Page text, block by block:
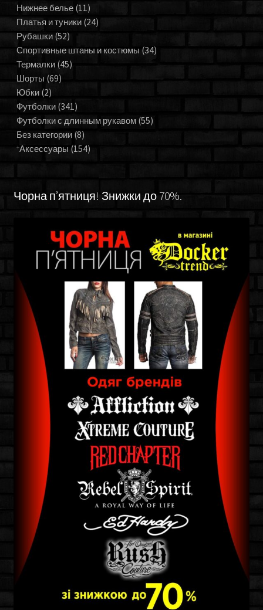
Нижнее белье (11)
Платья и туники (24)
Рубашки (52)
Спортивные штаны и костюмы (34)
Термалки (45)
Шорты (69)
Юбки (2)
Футболки (341)
Футболки с длинным рукавом (55)
Без категории (8)
Аксессуары (154)
Чорна п’ятниця! Знижки до 70%.